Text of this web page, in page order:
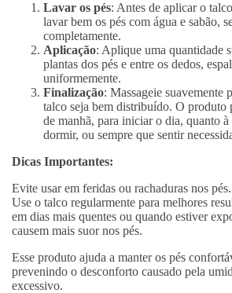
Lavar os pés: Antes de aplicar o
lavar bem os pés com água e sabão,
completamente.
Aplicação: Aplique uma quantidade
plantas dos pés e entre os dedos,
uniformemente.
Finalização: Massageie suavemente
talco seja bem distribuído. O produto
de manhã, para iniciar o dia, quanto à
dormir, ou sempre que sentir
Dicas Importantes:
Evite usar em feridas ou rachaduras nos pés.
Use o talco regularmente para melhores
em dias mais quentes ou quando estiver
causem mais suor nos pés.
Esse produto ajuda a manter os pés
prevenindo o desconforto causado pela
excessivo.